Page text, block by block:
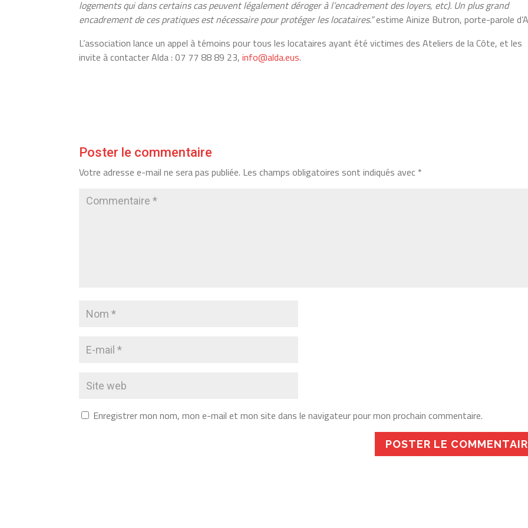
logements qui dans certains cas peuvent légalement déroger à l’encadrement des loyers, etc). Un plus grand
encadrement de ces pratiques est nécessaire pour protéger les locataires.”estime Ainize Butron, porte-parole
L’association lance un appel à témoins pour tous les locataires ayant été victimes des Ateliers de la Côte, et les
invite à contacter Alda : 07 77 88 89 23,info@alda.eus.
Poster le commentaire
Votre adresse e-mail ne sera pas publiée. Les champs obligatoires sont indiqués avec *
Enregistrer mon nom, mon e-mail et mon site dans le navigateur pour mon prochain commentaire.